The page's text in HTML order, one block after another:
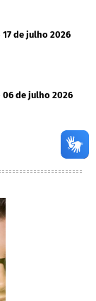
de julho 2026
06 de julho 2026